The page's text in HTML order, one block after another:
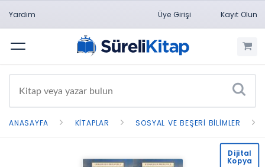
Yardım Üye Girişi Kayıt Olun
Menü
ANASAYFA KITAPLAR SOSYAL VE BEŞERI BILIMLER
Dijital
Kopya